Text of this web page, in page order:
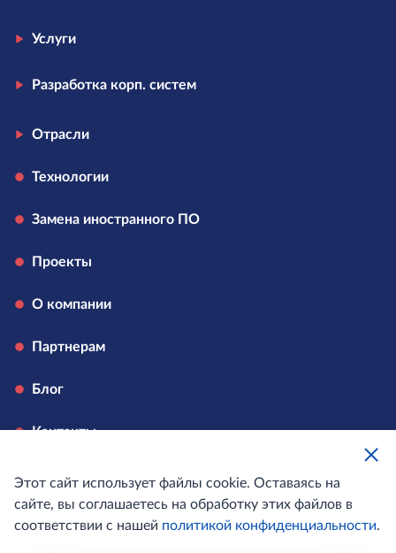
Услуги
Разработка корп. систем
Отрасли
Технологии
Замена иностранного ПО
Проекты
О компании
Партнерам
Блог
Контакты
Вакансии
Этот сайт использует файлы cookie. Оставаясь на
сайте, вы соглашаетесь на обработку этих файлов в
соответствии с нашей политикой конфиденциальности.